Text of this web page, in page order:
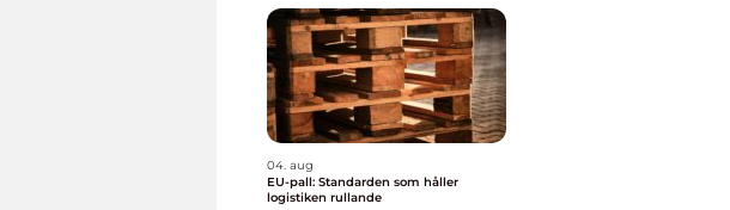
04. aug
EU-pall: Standarden som håller
logistiken rullande